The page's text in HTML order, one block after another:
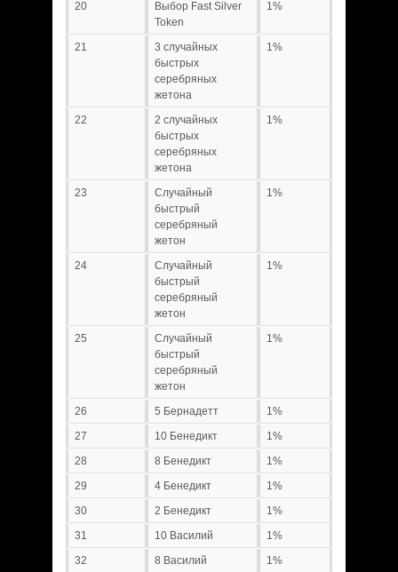
20
Выбор Fast Silver
Token
1%
21
3 случайных
быстрых
серебряных
жетона
1%
22
2 случайных
быстрых
серебряных
жетона
1%
23
Случайный
быстрый
серебряный
жетон
1%
24
Случайный
быстрый
серебряный
жетон
1%
25
Случайный
быстрый
серебряный
жетон
1%
26 5 Бернадетт
1%
27
10 Бенедикт
1%
28
8 Бенедикт
1%
29
4 Бенедикт
1%
30
2 Бенедикт
1%
31
10 Василий
1%
32
8 Василий 1%